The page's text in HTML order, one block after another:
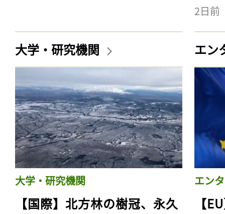
2日前
大学・研究機関
大学・研究機関
【国際】北方林の樹冠、永久
エン
エン
【
記事をお気に入りに
ログインが必